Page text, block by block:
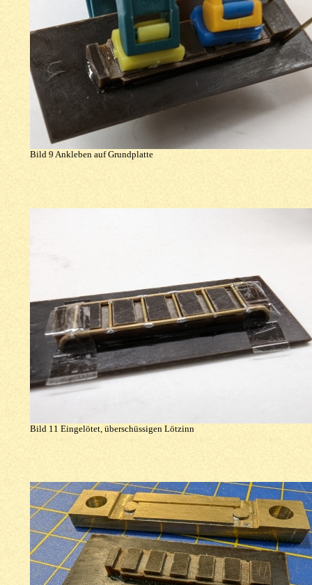
Bild 9 Ankleben auf Grundplatte
Bild 11 Eingelötet, überschüssigen Lötzinn